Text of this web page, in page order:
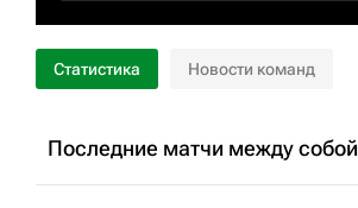
Статистика Новости команд
Последние матчи между собой